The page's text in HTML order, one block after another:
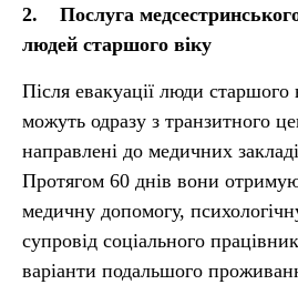
2. Послуга
людей старшого віку
Після евакуації люди
можуть одразу з транзитного
направлені до медичних
Протягом 60 днів вони
медичну допомогу,
супровід соціального
варіанти подальшого